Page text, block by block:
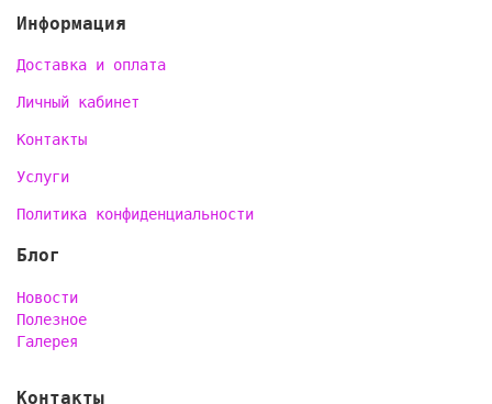
Информация
Доставка и оплата
Личный кабинет
Контакты
Услуги
Политика конфиденциальности
Блог
Новости
Полезное
Галерея
Контакты